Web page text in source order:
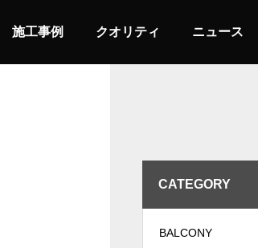
施工事例 クオリティ ニュース
CATEGORY
BALCONY